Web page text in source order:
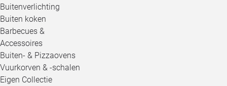
Buitenverlichting
Buiten koken
Barbecues &
Accessoires
Buiten- & Pizzaovens
Vuurkorven & -schalen
Eigen Collectie